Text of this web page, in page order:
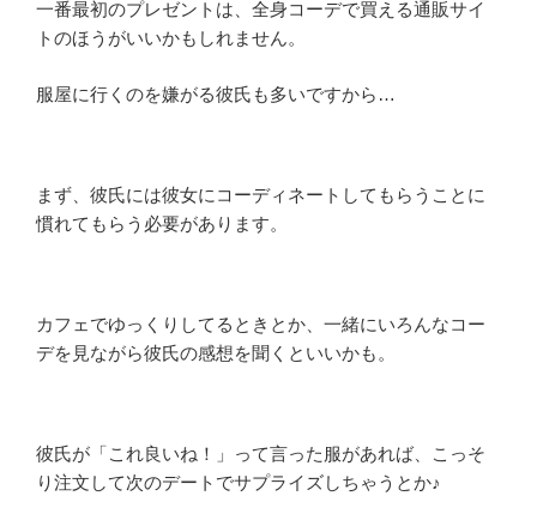
一番最初のプレゼントは、全身コーデで買える通販サイ
トのほうがいいかもしれません。
服屋に行くのを嫌がる彼氏も多いですから…
まず、彼氏には彼女にコーディネートしてもらうことに
慣れてもらう必要があります。
カフェでゆっくりしてるときとか、一緒にいろんなコー
デを見ながら彼氏の感想を聞くといいかも。
彼氏が「これ良いね！」って言った服があれば、こっそ
り注文して次のデートでサプライズしちゃうとか♪